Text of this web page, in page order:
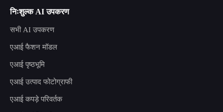
निःशुल्क AI उपकरण
सभी AI उपकरण
एआई फैशन मॉडल
एआई पृष्ठभूमि
एआई उत्पाद फोटोग्राफी
एआई कपड़े परिवर्तक